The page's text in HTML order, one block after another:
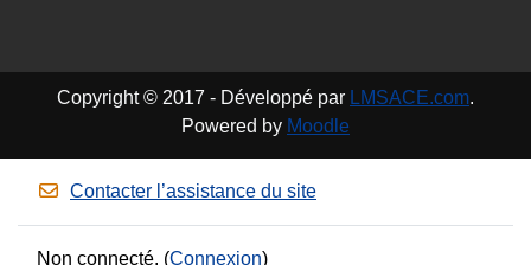
Copyright © 2017 - Développé par LMSACE.com.
Powered by Moodle
Contacter l’assistance du site
Non connecté. (Connexion)